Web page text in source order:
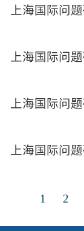
上海国际问
1 2